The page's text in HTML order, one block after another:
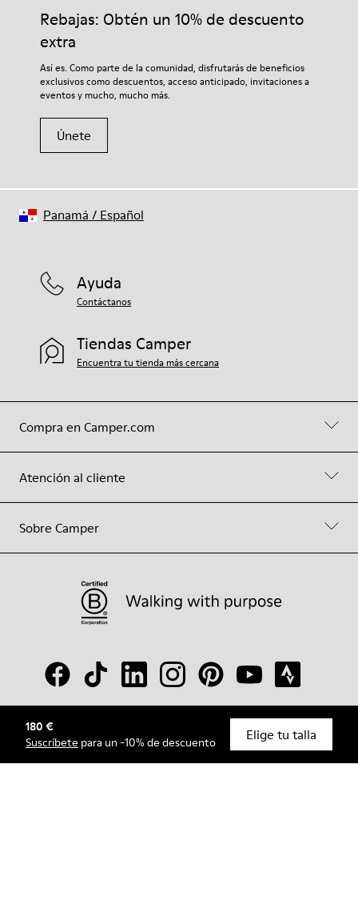
180 €
Suscríbete para un -10% de descuento Elige tu talla
EVA
Forro
adecuados para el cuidado del calzado los protegerá y
garantizará que duren más tiempo.
Si deseas obtener información detallada sobre cómo cuidar de
tu par, visita nuestraGuía para el cuidado del calzado.
Rebajas: Obtén un 10% de descuento
extra
Así es. Como parte de la comunidad, disfrutarás de beneficios
exclusivos como descuentos, acceso anticipado, invitaciones a
eventos y mucho, mucho más.
Únete
Compra en Camper.com
Atención al cliente
Sobre Camper
Ayuda
Contáctanos
Tiendas Camper
Encuentra tu tienda más cercana
© Camper, 2026
Panamá / Español